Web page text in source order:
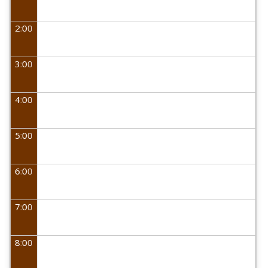
2:00
3:00
4:00
5:00
6:00
7:00
8:00